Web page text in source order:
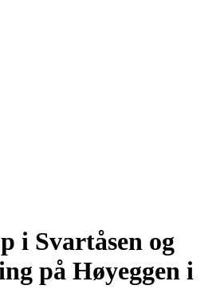
i Svartåsen og
på Høyeggen i